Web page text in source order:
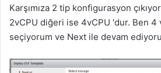
Karşımıza 2 tip konfigurasyon
2vCPU diğeri ise 4vCPU ‘dur. Ben
seçiyorum ve Next ile devam